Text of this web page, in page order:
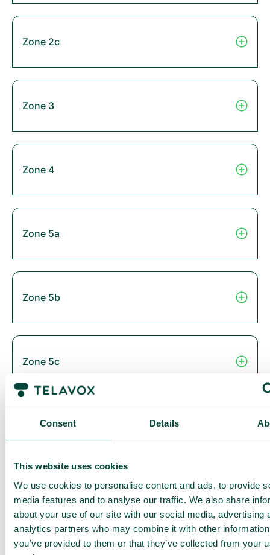
Consent Details
This website uses cookies
We use cookies to personalise content and ads, to provide
media features and to analyse our traffic. We also share
about your use of our site with our social media, advertising
analytics partners who may combine it with other
you’ve provided to them or that they’ve collected from your
Zone 2c
Zone 3
Zone 4
Zone 5a
Zone 5b
Zone 5c
Zone 6
Thailand